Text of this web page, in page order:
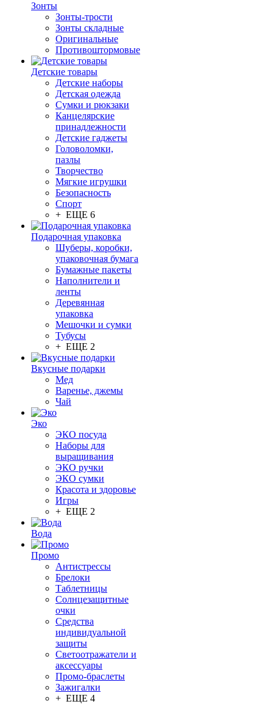
Зонты
Зонты-трости
Зонты складные
Оригинальные
Противоштормовые
Детские товары
Детские наборы
Детская одежда
Сумки и рюкзаки
Канцелярские
принадлежности
Детские гаджеты
Головоломки,
пазлы
Творчество
Мягкие игрушки
Безопасность
Спорт
+ ЕЩЕ 6
Подарочная упаковка
Шуберы, коробки,
упаковочная бумага
Бумажные пакеты
Наполнители и
ленты
Деревянная
упаковка
Мешочки и сумки
Тубусы
+ ЕЩЕ 2
Вкусные подарки
Мед
Варенье, джемы
Чай
Эко
ЭКО посуда
Наборы для
выращивания
ЭКО ручки
ЭКО сумки
Красота и здоровье
Игры
+ ЕЩЕ 2
Вода
Промо
Антистрессы
Брелоки
Таблетницы
Солнцезащитные
очки
Средства
индивидуальной
защиты
Светоотражатели и
аксессуары
Промо-браслеты
Зажигалки
+ ЕЩЕ 4